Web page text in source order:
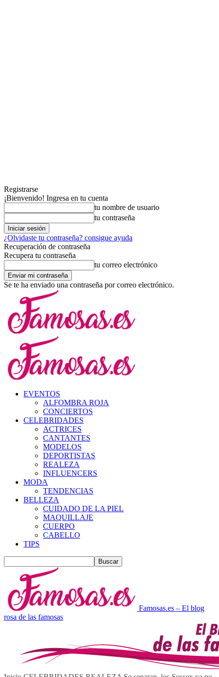
Registrarse
¡Bienvenido! Ingresa en tu cuenta
tu nombre de usuario
tu contraseña
¿Olvidaste tu contraseña? consigue ayuda
Recuperación de contraseña
Recupera tu contraseña
tu correo electrónico
Se te ha enviado una contraseña por correo electrónico.
EVENTOS
ALFOMBRA ROJA
CONCIERTOS
CELEBRIDADES
ACTRICES
CANTANTES
MODELOS
DEPORTISTAS
REALEZA
INFLUENCERS
MODA
TENDENCIAS
BELLEZA
CUIDADO DE LA PIEL
MAQUILLAJE
CUERPO
CABELLO
TIPS
Famosas.es – El blog
rosa de las famosas